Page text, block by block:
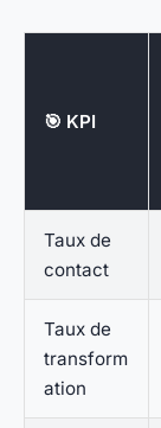
🎯 KPI
Taux de
contact
Taux de
transform
ation